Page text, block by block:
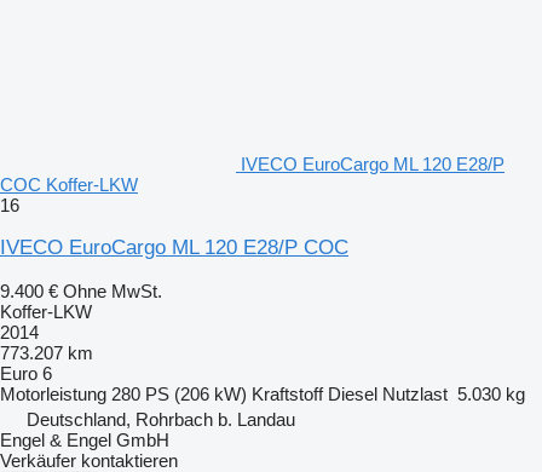
IVECO EuroCargo ML 120 E28/P
COC Koffer-LKW
16
IVECO EuroCargo ML 120 E28/P COC
9.400 € Ohne MwSt.
Koffer-LKW
2014
773.207 km
Euro 6
Motorleistung 280 PS (206 kW) Kraftstoff Diesel Nutzlast 5.030 kg
Deutschland, Rohrbach b. Landau
Engel & Engel GmbH
Verkäufer kontaktieren